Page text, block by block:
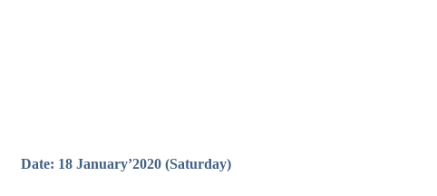
Date: 18 January’2020 (Saturday)